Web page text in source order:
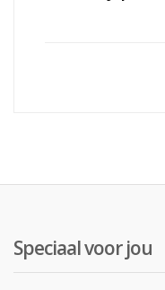
Speciaal voor jou